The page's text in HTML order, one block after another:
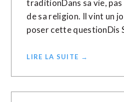
traditionDans sa vie,
de sa religion. Il vint un
poser cette questionDis
LIRE LA SUITE →